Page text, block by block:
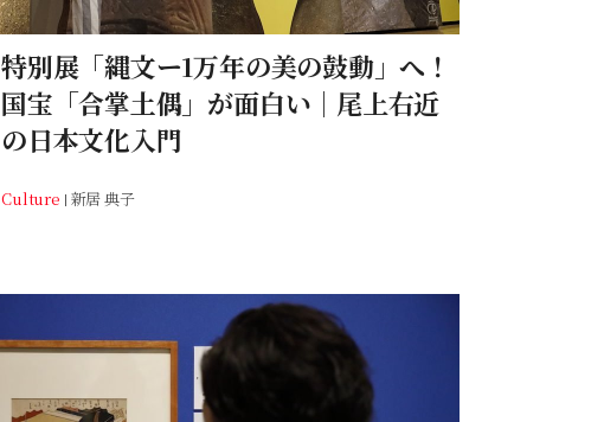
特別展「縄文ー1万年の美の鼓動」へ！
国宝「合掌土偶」が面白い｜尾上右近
の日本文化入門
Culture 新居 典子